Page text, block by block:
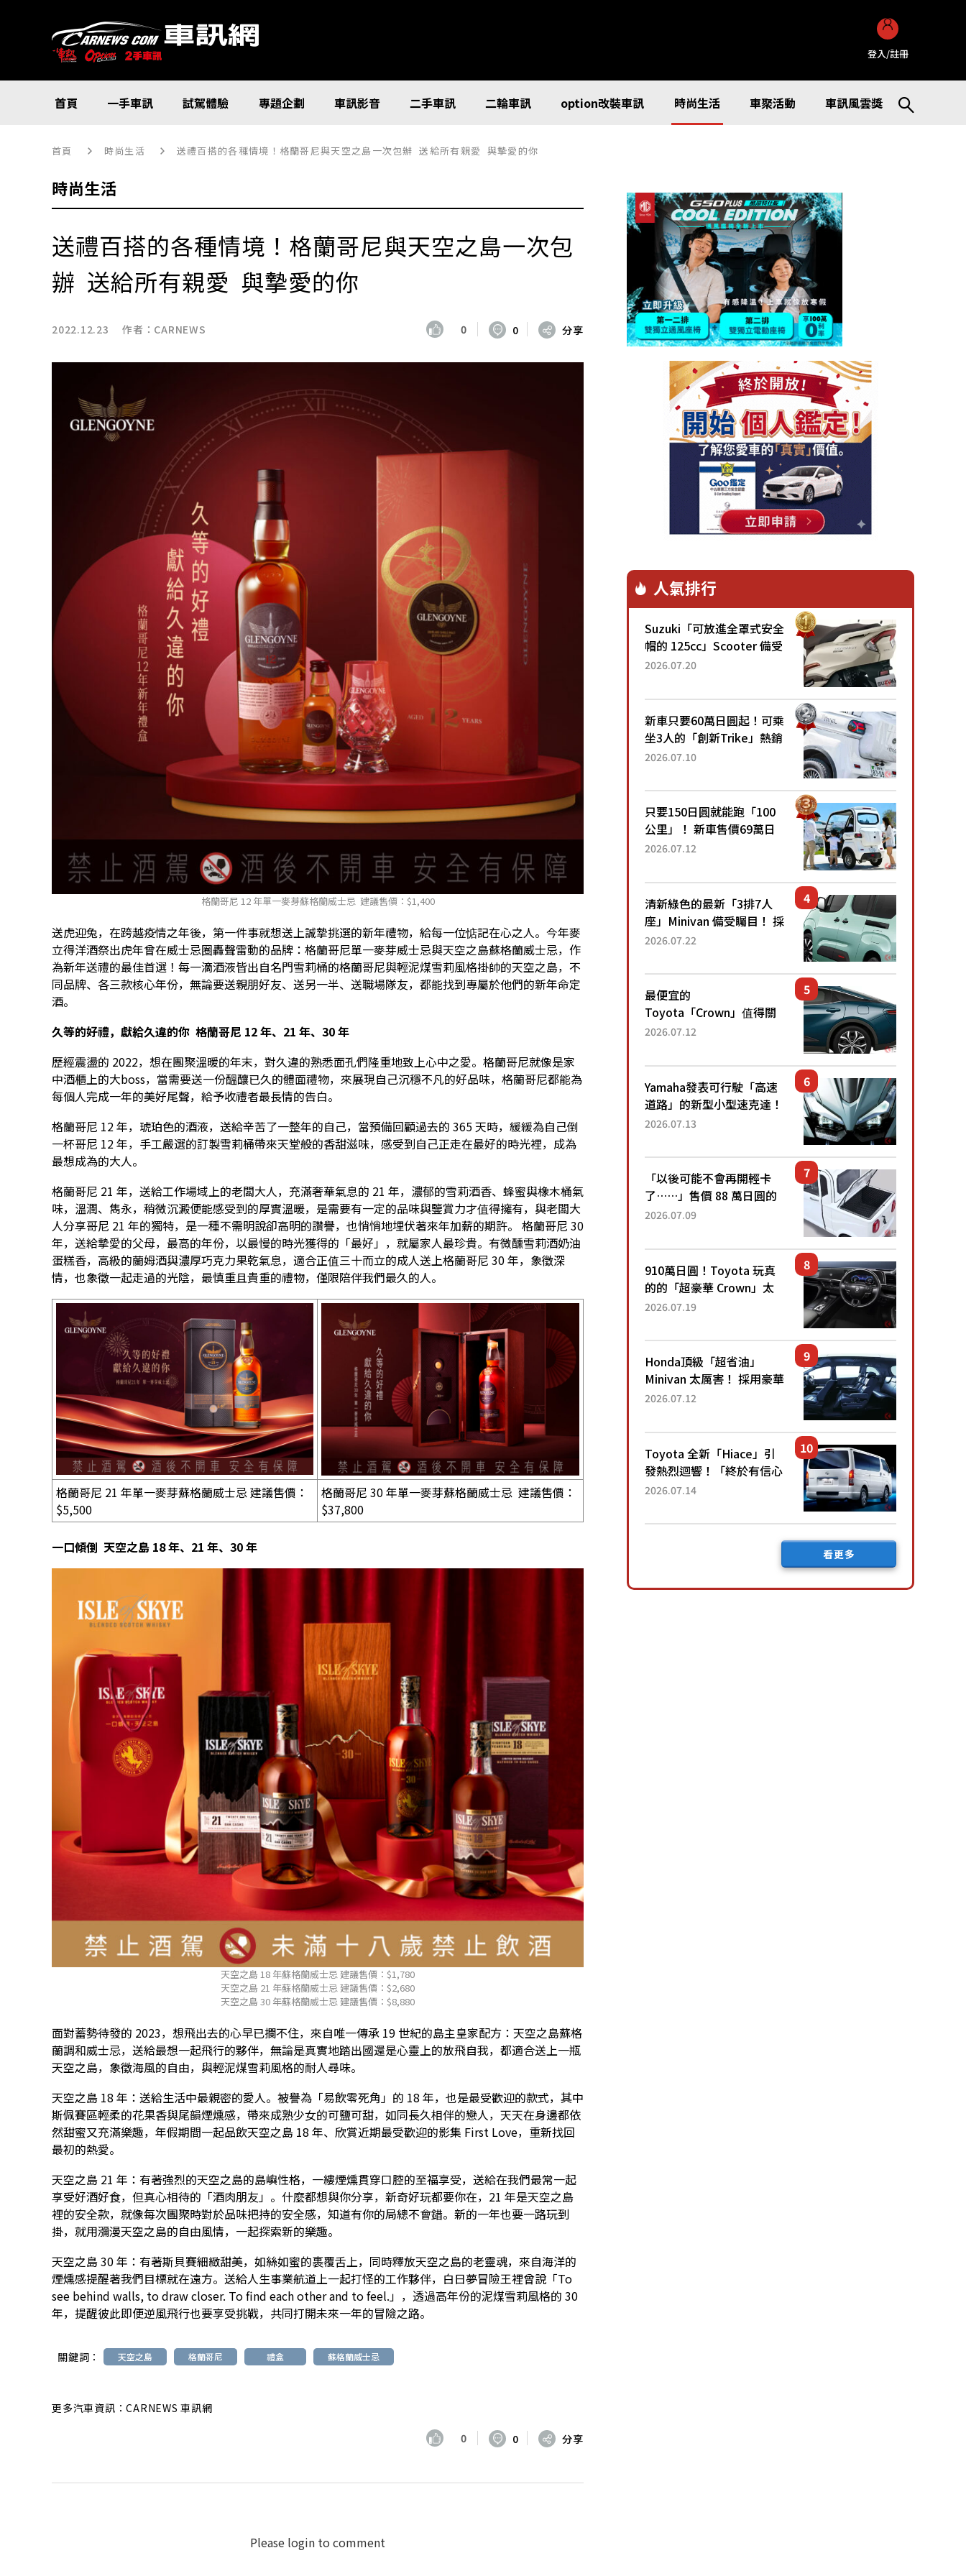
登入/註冊
首頁 一手車訊 試駕體驗 專題企劃 車訊影音 二手車訊 二輪車訊 option改裝車訊 時尚生活 車聚活動 車訊風雲獎
首頁 時尚生活 送禮百搭的各種情境！格蘭哥尼與天空之島一次包辦 送給所有親愛 與摯愛的你
時尚生活
送禮百搭的各種情境！格蘭哥尼與天空之島一次包
辦 送給所有親愛 與摯愛的你
2022.12.23 作者： CARNEWS 0 0 分享
格蘭哥尼 12 年單一麥芽蘇格蘭威士忌 建議售價：$1,400
送虎迎兔，在跨越疫情之年後，第一件事就想送上誠摯挑選的新年禮物，給每一位惦記在心之人。今年麥
立得洋酒祭出虎年曾在威士忌圈轟聲雷動的品牌：格蘭哥尼單一麥芽威士忌與天空之島蘇格蘭威士忌，作
為新年送禮的最佳首選！每一滴酒液皆出自名門雪莉桶的格蘭哥尼與輕泥煤雪莉風格掛帥的天空之島，不
同品牌、各三款核心年份，無論要送親朋好友、送另一半、送職場隊友，都能找到專屬於他們的新年命定
酒。
久等的好禮，獻給久違的你 格蘭哥尼 12 年、21 年、30 年
歷經震盪的 2022，想在團聚溫暖的年末，對久違的熟悉面孔們隆重地致上心中之愛。格蘭哥尼就像是家
中酒櫃上的大boss，當需要送一份醞釀已久的體面禮物，來展現自己沉穩不凡的好品味，格蘭哥尼都能為
每個人完成一年的美好尾聲，給予收禮者最長情的告白。
格蘭哥尼 12 年，琥珀色的酒液，送給辛苦了一整年的自己，當預備回顧過去的 365 天時，緩緩為自己倒
一杯哥尼 12 年，手工嚴選的訂製雪莉桶帶來天堂般的香甜滋味，感受到自己正走在最好的時光裡，成為
最想成為的大人。
格蘭哥尼 21 年，送給工作場域上的老闆大人，充滿奢華氣息的 21 年，濃郁的雪莉酒香、蜂蜜與橡木桶氣
味，溫潤、雋永，稍微沉澱便能感受到的厚實溫暖，是需要有一定的品味與鑒賞力才值得擁有，與老闆大
人分享哥尼 21 年的獨特，是一種不需明說卻高明的讚譽，也悄悄地埋伏著來年加薪的期許。 格蘭哥尼 30
年，送給摯愛的父母，最高的年份，以最慢的時光獲得的「最好」，就屬家人最珍貴。有微醺雪莉酒奶油
蛋糕香，高級的蘭姆酒與濃厚巧克力果乾氣息，適合正值三十而立的成人送上格蘭哥尼 30 年，象徵深
情，也象徵一起走過的光陰，最慎重且貴重的禮物，僅限陪伴我們最久的人。
格蘭哥尼 21 年單一麥芽蘇格蘭威士忌 建議售價：
$5,500
格蘭哥尼 30 年單一麥芽蘇格蘭威士忌 建議售價：
$37,800
一口傾倒 天空之島 18 年、21 年、30 年
天空之島 18 年蘇格蘭威士忌 建議售價：$1,780
天空之島 21 年蘇格蘭威士忌 建議售價：$2,680
天空之島 30 年蘇格蘭威士忌 建議售價：$8,880
面對蓄勢待發的 2023，想飛出去的心早已攔不住，來自唯一傳承 19 世紀的島主皇家配方：天空之島蘇格
蘭調和威士忌，送給最想一起飛行的夥伴，無論是真實地踏出國還是心靈上的放飛自我，都適合送上一瓶
天空之島，象徵海風的自由，與輕泥煤雪莉風格的耐人尋味。
天空之島 18 年：送給生活中最親密的愛人。被譽為「易飲零死角」的 18 年，也是最受歡迎的款式，其中
斯佩賽區輕柔的花果香與尾韻煙燻感，帶來成熟少女的可鹽可甜，如同長久相伴的戀人，天天在身邊都依
然甜蜜又充滿樂趣，年假期間一起品飲天空之島 18 年、欣賞近期最受歡迎的影集 First Love，重新找回
最初的熱愛。
天空之島 21 年：有著強烈的天空之島的島嶼性格，一縷煙燻貫穿口腔的至福享受，送給在我們最常一起
享受好酒好食，但真心相待的「酒肉朋友」。什麼都想與你分享，新奇好玩都要你在，21 年是天空之島
裡的安全款，就像每次團聚時對於品味把持的安全感，知道有你的局總不會錯。新的一年也要一路玩到
掛，就用瀰漫天空之島的自由風情，一起探索新的樂趣。
天空之島 30 年：有著斯貝賽細緻甜美，如絲如蜜的裹覆舌上，同時釋放天空之島的老靈魂，來自海洋的
煙燻感提醒著我們目標就在遠方。送給人生事業航道上一起打怪的工作夥伴，白日夢冒險王裡曾說「To
see behind walls, to draw closer. To find each other and to feel.」，透過高年份的泥煤雪莉風格的 30
年，提醒彼此即便逆風飛行也要享受挑戰，共同打開未來一年的冒險之路。
關鍵詞： 天空之島 格蘭哥尼 禮盒 蘇格蘭威士忌
更多汽車資訊：CARNEWS 車訊網
0 0 分享
Please login to comment
人氣排行
Suzuki「可放進全罩式安全
帽的 125cc」Scooter 備受
矚目！採用全新流線設計與
已陸續開始出口的新款
「B...
2026.07.20
新車只要60萬日圓起！可乘
坐3人的「創新Trike」熱銷
大賣成為人氣車款！「養車
日圓就能跑100公里」「小
朋友坐得...
2026.07.10
只要150日圓就能跑「100
公里」！ 新車售價69萬日
圓的「3人座」Trike大受歡
為何能迅速熱賣？
2026.07.12
清新綠色的最新「3排7人
座」Minivan 備受矚目！ 採
用全長4.7公尺剛剛好的車
還推出467萬元日圓起的5
人座版...
2026.07.22
最便宜的
Toyota「Crown」值得關
注！ 搭載4WD、每公升
眼！ 配備豐富、超越售價
水準，堪稱高CP值代表的
「...
2026.07.12
Yamaha發表可行駛「高速
道路」的新型小型速克達！
搭載能享受超強勁「渦輪
高階「Super Sport」車款
相同的...
2026.07.13
「以後可能不會再開輕卡
了……」售價 88 萬日圓的
「超迷你輕型貨車」引發兩
100 公里！」「免驗車真的
太棒了！...
2026.07.09
910萬日圓！Toyota 玩真
的的「超豪華 Crown」太
厲害了！採用由「匠人技
運動化「底盤設定」！還配
備專屬豪華...
2026.07.19
Honda頂級「超省油」
Minivan 太厲害！ 採用豪華
「真皮座椅」與專屬「黑色
公里，兼具優異節能表現與
舒適「三...
2026.07.12
Toyota 全新「Hiace」引
發熱烈迴響！「終於有信心
下訂了！」「哪個等級交車
後竟然還要等「超過半年」
2026.07.14
看更多